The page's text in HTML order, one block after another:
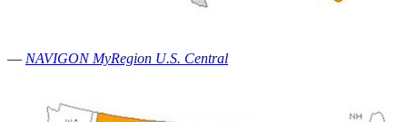
— NAVIGON MyRegion U.S. Central